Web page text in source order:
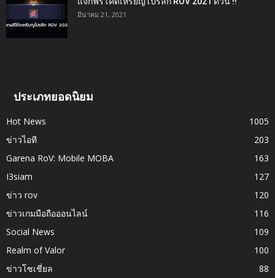
มีนาคม 21, 2021
ประเภทยอดนิยม
Hot News
1005
ข่าวไอที
203
Garena RoV: Mobile MOBA
163
I3siam
127
ข่าว rov
120
ข่าวเกมมือถือออนไลน์
116
Social News
109
Realm of Valor
100
ข่าวโซเชี่ยล
88